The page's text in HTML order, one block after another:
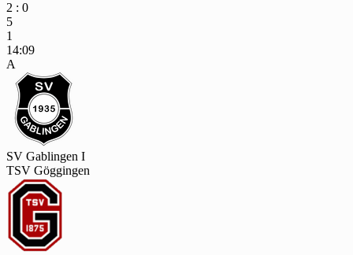
2 : 0
5
1
14:09
A
SV Gablingen I
TSV Göggingen